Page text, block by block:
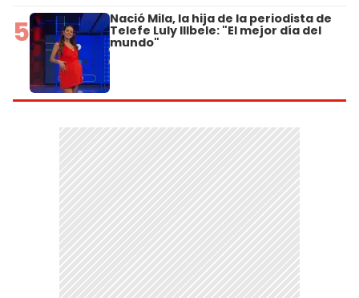
5 Nació Mila, la hija de la periodista de
Telefe Luly Illbele: "El mejor día del
mundo"